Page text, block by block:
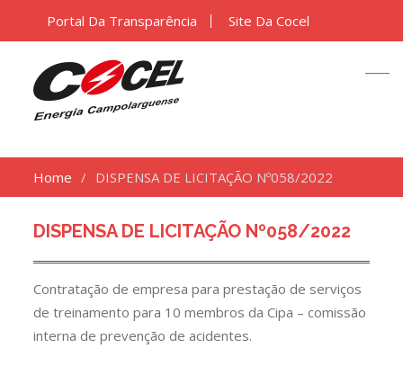
Portal Da Transparência Site Da Cocel
Home DISPENSA DE LICITAÇÃO Nº058/2022
DISPENSA DE LICITAÇÃO Nº058/2022
Contratação de empresa para prestação de serviços
de treinamento para 10 membros da Cipa – comissão
interna de prevenção de acidentes.